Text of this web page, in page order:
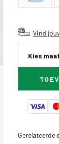
Vind
Kies maat
Gerelateerde